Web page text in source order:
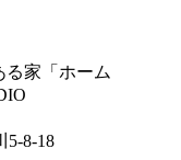
る家「ホーム
5-8-18